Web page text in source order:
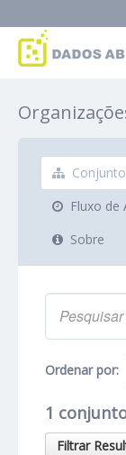
Grupos
Sobre
Fluxo de
Sobre
Ordenar por
1
Filtrar